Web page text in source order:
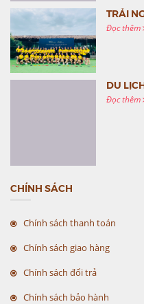
Đọc thêm
Đọc thêm
CHÍNH SÁCH
Chính sách thanh toán
Chính sách giao hàng
Chính sách đổi trả
Chính sách bảo hành